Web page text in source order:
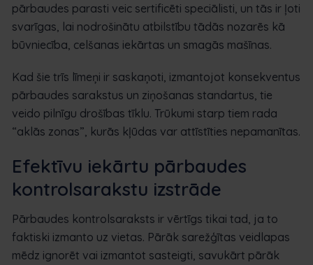
pārbaudes parasti veic sertificēti speciālisti, un tās ir ļoti
svarīgas, lai nodrošinātu atbilstību tādās nozarēs kā
būvniecība, celšanas iekārtas un smagās mašīnas.
Kad šie trīs līmeņi ir saskaņoti, izmantojot konsekventus
pārbaudes sarakstus un ziņošanas standartus, tie
veido pilnīgu drošības tīklu. Trūkumi starp tiem rada
“aklās zonas”, kurās kļūdas var attīstīties nepamanītas.
Efektīvu iekārtu pārbaudes
kontrolsarakstu izstrāde
Pārbaudes kontrolsaraksts ir vērtīgs tikai tad, ja to
faktiski izmanto uz vietas. Pārāk sarežģītas veidlapas
mēdz ignorēt vai izmantot sasteigti, savukārt pārāk